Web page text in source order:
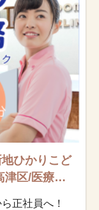
ひかりこど
津区/医療事
正社員へ！